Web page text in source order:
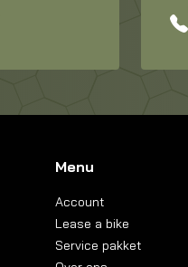
Menu
Account
Lease a bike
Service pakket